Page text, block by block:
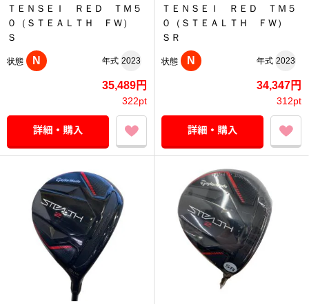
ＴＥＮＳＥＩ ＲＥＤ ＴＭ５
０（ＳＴＥＡＬＴＨ ＦＷ）
Ｓ
状態 N 年式 2023
35,489円
322pt
ＴＥＮＳＥＩ ＲＥＤ ＴＭ５
０（ＳＴＥＡＬＴＨ ＦＷ）
ＳＲ
状態 N 年式 2023
34,347円
312pt